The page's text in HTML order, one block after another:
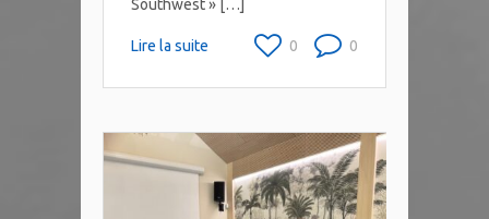
Southwest » […]
Lire la suite 0
0